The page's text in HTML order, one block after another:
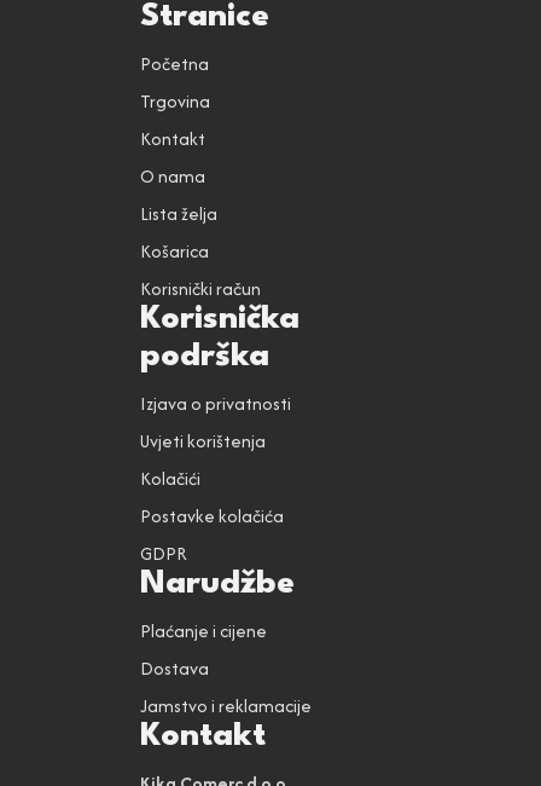
Stranice
Početna
Trgovina
Kontakt
O nama
Lista želja
Košarica
Korisnički račun
Korisnička
podrška
Izjava o privatnosti
Uvjeti korištenja
Kolačići
Postavke kolačića
GDPR
Narudžbe
Plaćanje i cijene
Dostava
Jamstvo i reklamacije
Kontakt